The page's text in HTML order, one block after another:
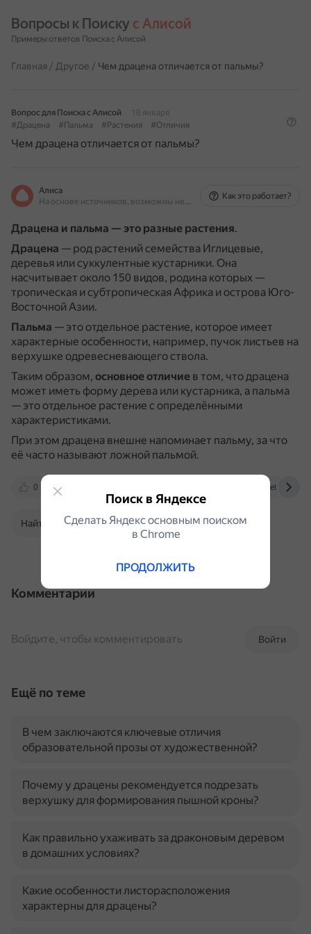
Вопросы к Поиску с Алисой
Примеры ответов Поиска с Алисой
Главная / Другое / Чем драцена отличается от пальмы?
Вопрос для Поиска с Алисой
18 января
#Драцена
#Пальма #Растения #Отличия
Чем драцена отличается от пальмы?
Алиса
На основе источников, возможны неточности
Как это работает?
Драцена и пальма — это разные растения.
Драцена — род растений семейства Иглицевые,
деревья или суккулентные кустарники. Она
насчитывает около 150 видов, родина которых —
тропическая и субтропическая Африка и острова Юго-
Восточной Азии.
Пальма — это отдельное растение, которое имеет
характерные особенности, например, пучок листьев на
верхушке одревесневающего ствола.
Таким образом, основное отличие в том, что драцена
может иметь форму дерева или кустарника, а пальма
— это отдельное растение с определёнными
характеристиками.
При этом драцена внешне напоминает пальму, за что
её часто называют ложной пальмой.
0 otvet.mail.ru
Найти в Поиске
Комментарии
Войти
Войдите, чтобы комментировать
Ещё по теме
В чем заключаются ключевые отличия
образовательной прозы от художественной?
Почему у драцены рекомендуется подрезать
верхушку для формирования пышной кроны?
Как правильно ухаживать за драконовым деревом
в домашних условиях?
Какие особенности листорасположения
характерны для драцены?
Поиск в Яндексе
Сделать Яндекс основным поиском
в Сhrome
ПРОДОЛЖИТЬ